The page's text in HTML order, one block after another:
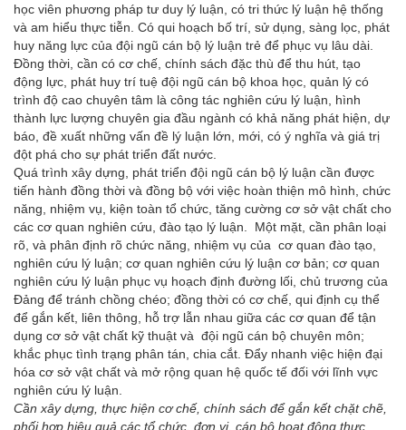
học viên phương pháp tư duy lý luận, có tri thức lý luận hệ thống
và am hiểu thực tiễn. Có qui hoạch bố trí, sử dụng, sàng lọc, phát
huy năng lực của đội ngũ cán bộ lý luận trẻ để phục vụ lâu dài.
Đồng thời, cần có cơ chế, chính sách đặc thù để thu hút, tạo
động lực, phát huy trí tuệ đội ngũ cán bộ khoa học, quản lý có
trình độ cao chuyên tâm là công tác nghiên cứu lý luận, hình
thành lực lượng chuyên gia đầu ngành có khả năng phát hiện, dự
báo, đề xuất những vấn đề lý luận lớn, mới, có ý nghĩa và giá trị
đột phá cho sự phát triển đất nước.
Quá trình xây dựng, phát triển đội ngũ cán bộ lý luận cần được
tiến hành đồng thời và đồng bộ với việc hoàn thiện mô hình, chức
năng, nhiệm vụ, kiện toàn tổ chức, tăng cường cơ sở vật chất cho
các cơ quan nghiên cứu, đào tạo lý luận. Một mặt, cần phân loại
rõ, và phân định rõ chức năng, nhiệm vụ của cơ quan đào tạo,
nghiên cứu lý luận; cơ quan nghiên cứu lý luận cơ bản; cơ quan
nghiên cứu lý luận phục vụ hoạch định đường lối, chủ trương của
Đảng để tránh chồng chéo; đồng thời có cơ chế, qui định cụ thể
để gắn kết, liên thông, hỗ trợ lẫn nhau giữa các cơ quan để tận
dụng cơ sở vật chất kỹ thuật và đội ngũ cán bộ chuyên môn;
khắc phục tình trạng phân tán, chia cắt. Đẩy nhanh việc hiện đại
hóa cơ sở vật chất và mở rộng quan hệ quốc tế đối với lĩnh vực
nghiên cứu lý luận.
Cần xây dựng, thực hiện cơ chế, chính sách để gắn kết chặt chẽ,
phối hợp hiệu quả các tổ chức, đơn vị, cán bộ hoạt động thực